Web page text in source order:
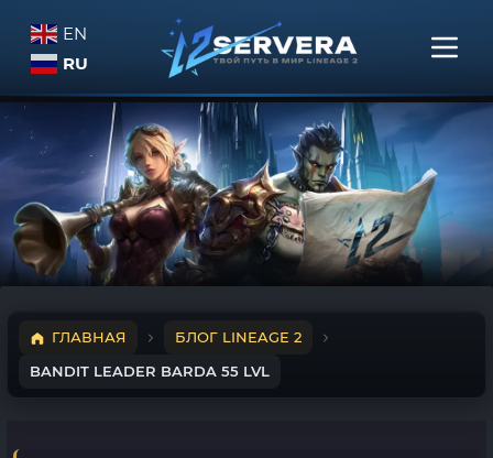
EN
RU
ГЛАВНАЯ
БЛОГ LINEAGE 2
BANDIT LEADER BARDA 55 LVL